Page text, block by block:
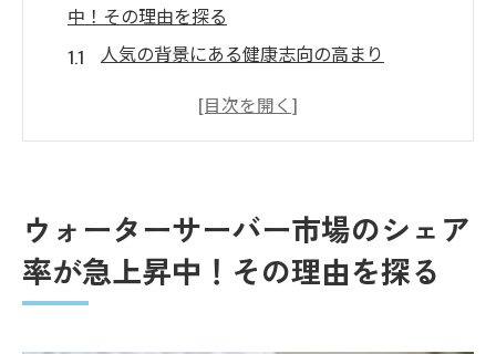
中！その理由を探る
人気の背景にある健康志向の高まり
利便性と経済性の両立が急成長の鍵
主要メーカーの製品ラインナップの違い
価格設定とコストパフォーマンスの比較
ウォーターサーバー市場のシェア
率が急上昇中！その理由を探る